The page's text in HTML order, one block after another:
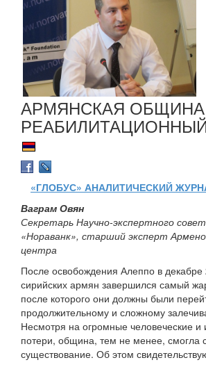
АРМЯНСКАЯ
«ГЛОБУС» АНАЛИТИЧЕСКИЙ
Ваграм Овян
Секретарь Научно-экспертного
«Нораванк», старший эксперт
центра
После освобождения Алеппо в декабре
сирийских армян завершился самый
после которого они должны были
продолжительному и сложному
Несмотря на огромные человеческие
потери, община, тем не менее, смогла
существование. Об этом